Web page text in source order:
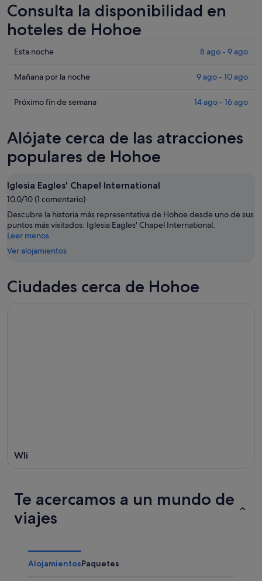
Consulta la disponibilidad en
hoteles de Hohoe
Comprueba
precios
Hohoe
noche,
ago
9
ago
Esta noche 8 ago - 9 ago
Comprueba
precios
para
mañana
por
noche,
9
ago
-
10
ago
Mañana por la noche 9 ago - 10 ago
Comprueba
en
Hohoe
para
próximo
fin
de
semana,
14
ago
ago
Próximo fin de semana 14 ago - 16 ago
Alójate cerca de las atracciones
populares de Hohoe
Iglesia Eagles' Chapel International
10.0/10 (1 comentario)
Descubre la historia más representativa de Hohoe desde uno de sus
puntos más visitados: Iglesia Eagles' Chapel International.
Leer menos
Ver alojamientos
Ciudades cerca de Hohoe
Wli
Te acercamos a un mundo de
viajes
AlojamientosPaquetes